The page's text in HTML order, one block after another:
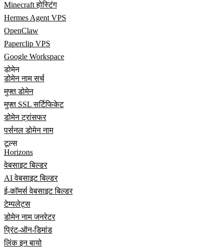
Minecraft होस्टिंग
Hermes Agent VPS
OpenClaw
Paperclip VPS
Google Workspace
डोमेन
डोमेन नाम सर्च
मुफ्त डोमेन
मुफ्त SSL सर्टिफिकेट
डोमेन ट्रांसफर
पर्सनल डोमेन नाम
टूल्स
Horizons
वेबसाइट बिल्डर
AI वेबसाइट बिल्डर
ई-कॉमर्स वेबसाइट बिल्डर
टेम्पलेट्स
डोमेन नाम जनरेटर
प्रिंट-ऑन-डिमांड
लिंक इन बायो